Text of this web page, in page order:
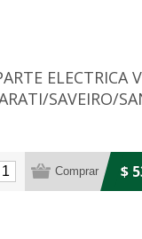
ELECTRICA
SAVEIRO/
$